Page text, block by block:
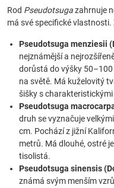
Rod Pseudotsugazahrnuje
má své specifické
Pseudotsuga menziesii
nejznámější a
dorůstá do výšky
na světě. Má kuželovitý
šišky s
Pseudotsuga
druh se vyznačuje
cm. Pochází z jižní
metrů. Má dlouhé, ostré
tisolistá.
Pseudotsuga sinensis
známá svým menším